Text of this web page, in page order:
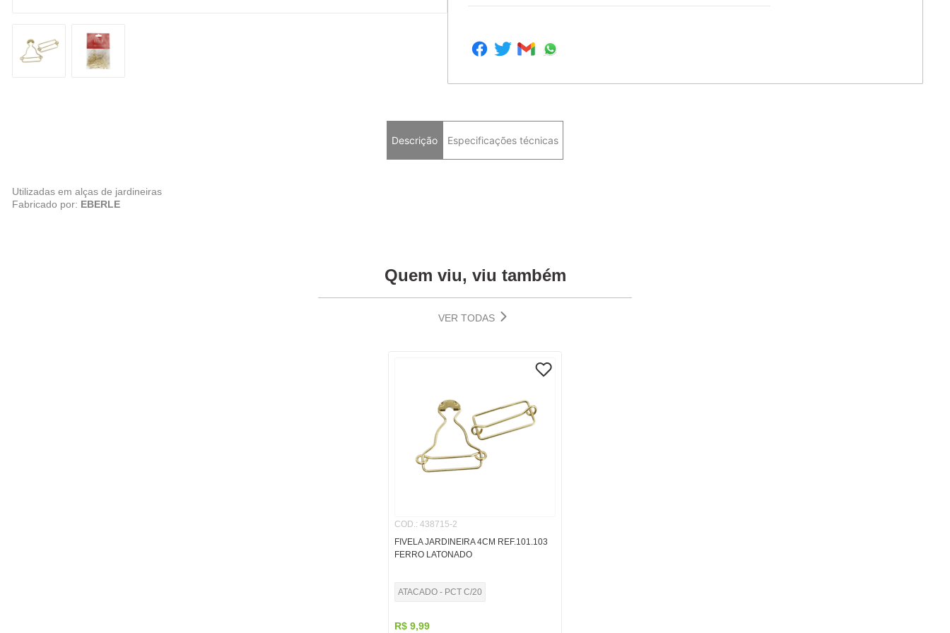
Descrição Especificações técnicas
Utilizadas em alças de jardineiras
Fabricado por: EBERLE
Quem viu, viu também
VER TODAS
COD.: 438715-2
FIVELA JARDINEIRA 4CM REF.101.103
FERRO LATONADO
ATACADO - PCT C/20
R$ 9,99